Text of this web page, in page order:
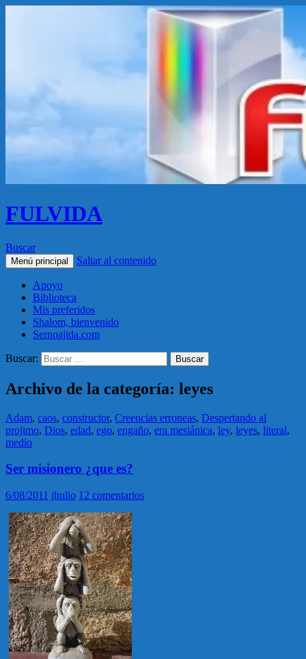
FULVIDA
Buscar
Menú principal Saltar al contenido
Apoyo
Biblioteca
Mis preferidos
Shalom, bienvenido
Sernoajida.com
Buscar:
Archivo de la categoría: leyes
Adam, caos, constructor, Creencias erroneas, Despertando al
projimo, Dios, edad, ego, engaño, era mesiánica, ley, leyes, literal,
medio
Ser misionero ¿que es?
6/08/2011 jhulio 12 comentarios